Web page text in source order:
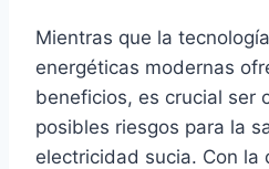
Mientras que la
energéticas modernas
beneficios, es crucial ser
posibles riesgos para la
electricidad sucia. Con la